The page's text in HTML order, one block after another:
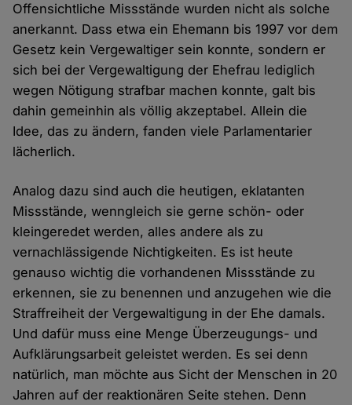
Offensichtliche Missstände wurden nicht als solche
anerkannt. Dass etwa ein Ehemann bis 1997 vor dem
Gesetz kein Vergewaltiger sein konnte, sondern er
sich bei der Vergewaltigung der Ehefrau lediglich
wegen Nötigung strafbar machen konnte, galt bis
dahin gemeinhin als völlig akzeptabel. Allein die
Idee, das zu ändern, fanden viele Parlamentarier
lächerlich.
Analog dazu sind auch die heutigen, eklatanten
Missstände, wenngleich sie gerne schön- oder
kleingeredet werden, alles andere als zu
vernachlässigende Nichtigkeiten. Es ist heute
genauso wichtig die vorhandenen Missstände zu
erkennen, sie zu benennen und anzugehen wie die
Straffreiheit der Vergewaltigung in der Ehe damals.
Und dafür muss eine Menge Überzeugungs- und
Aufklärungsarbeit geleistet werden. Es sei denn
natürlich, man möchte aus Sicht der Menschen in 20
Jahren auf der reaktionären Seite stehen. Denn